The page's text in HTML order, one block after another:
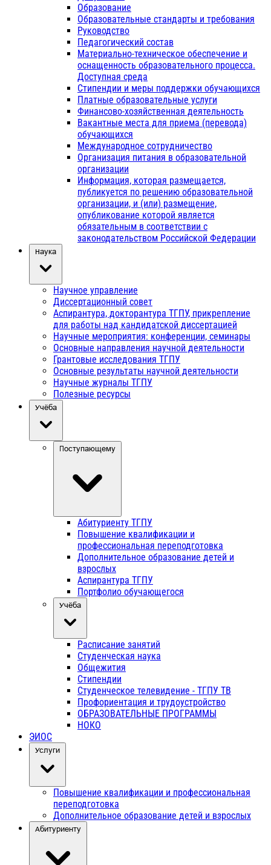
Образование
Образовательные стандарты и требования
Руководство
Педагогический состав
Материально-техническое обеспечение и
оснащенность образовательного процесса.
Доступная среда
Стипендии и меры поддержки обучающихся
Платные образовательные услуги
Финансово-хозяйственная деятельность
Вакантные места для приема (перевода)
обучающихся
Международное сотрудничество
Организация питания в образовательной
организации
Информация, которая размещается,
публикуется по решению образовательной
организации, и (или) размещение,
опубликование которой является
обязательным в соответствии с
законодательством Российской Федерации
Наука
Научное управление
Диссертационный совет
Аспирантура, докторантура ТГПУ, прикрепление
для работы над кандидатской диссертацией
Научные мероприятия: конференции, семинары
Основные направления научной деятельности
Грантовые исследования ТГПУ
Основные результаты научной деятельности
Научные журналы ТГПУ
Полезные ресурсы
Учёба
Поступающему
Абитуриенту ТГПУ
Повышение квалификации и
профессиональная переподготовка
Дополнительное образование детей и
взрослых
Аспирантура ТГПУ
Портфолио обучающегося
Учёба
Расписание занятий
Студенческая наука
Общежития
Стипендии
Студенческое телевидение - ТГПУ ТВ
Профориентация и трудоустройство
ОБРАЗОВАТЕЛЬНЫЕ ПРОГРАММЫ
НОКО
ЭИОС
Услуги
Повышение квалификации и профессиональная
переподготовка
Дополнительное образование детей и взрослых
Абитуриенту